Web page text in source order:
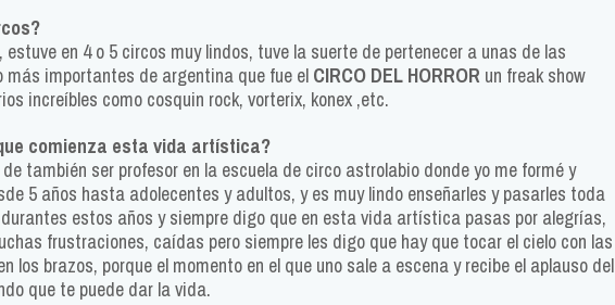
estuve en 4 o 5 circos muy lindos, tuve la suerte de pertenecer a unas de las
importantes de argentina que fue el CIRCO DEL HORROR un freak show
increíbles como cosquin rock, vorterix, konex ,etc.
comienza esta vida artística?
también ser profesor en la escuela de circo astrolabio donde yo me formé y
5 años hasta adolecentes y adultos, y es muy lindo enseñarles y pasarles toda
estos años y siempre digo que en esta vida artística pasas por alegrías,
frustraciones, caídas pero siempre les digo que hay que tocar el cielo con las
los brazos, porque el momento en el que uno sale a escena y recibe el aplauso del
que te puede dar la vida.